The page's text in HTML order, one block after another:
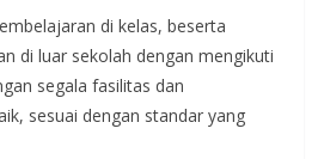
di kelas, beserta
di luar sekolah dengan mengikuti
segala fasilitas dan
sesuai dengan standar yang